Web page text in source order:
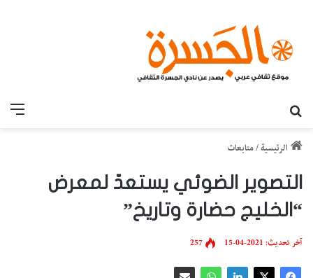
الرئيسية /متابعات
التصوير الضوئي يستعدّ لمعرض
“الخليج حضارة وتاريخ”
آخر تحديث: 2021-04-15 257